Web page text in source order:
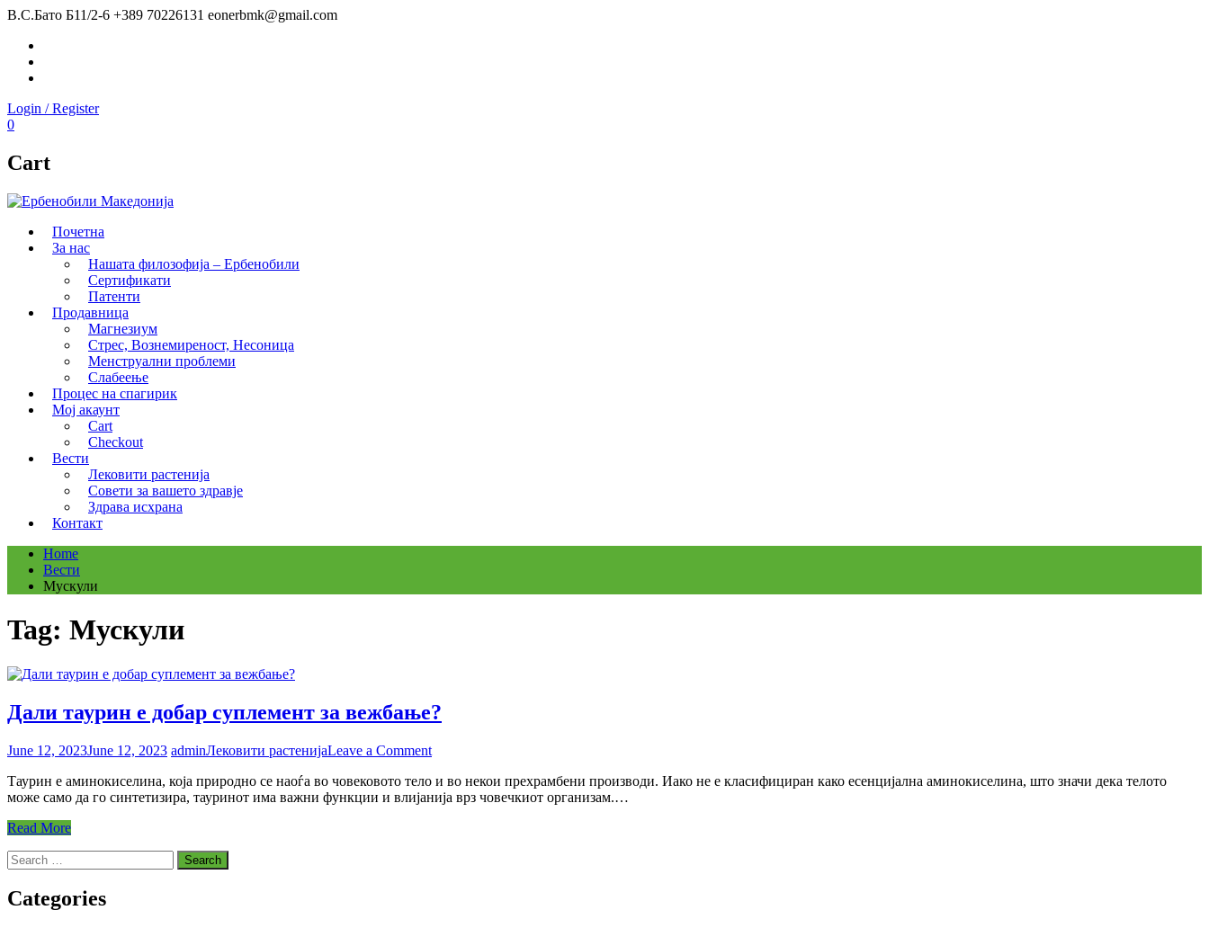
В.С.Бато Б11/2-6 +389 70226131 eonerbmk@gmail.com
Login / Register
0
Cart
Почетна
За нас
Нашата филозофија – Ербенобили
Сертификати
Патенти
Продавница
Магнезиум
Стрес, Вознемиреност, Несоница
Менструални проблеми
Слабеење
Процес на спагирик
Мој акаунт
Cart
Checkout
Вести
Лековити растенија
Совети за вашето здравје
Здрава исхрана
Контакт
Home
Вести
Мускули
Tag: Мускули
Дали таурин е добар суплемент за вежбање?
June 12, 2023June 12, 2023 adminЛековити растенијаLeave a Commenton
таурин
е
Таурин е аминокиселина, која природно се наоѓа во човековото тело и во некои прехрамбени производи. Иако не е класифициран како есенцијална аминокиселина, што значи дека телото
може само да го синтетизира, тауринот има важни функции и влијанија врз човечкиот организам.…
Read More
Search
for:
Categories